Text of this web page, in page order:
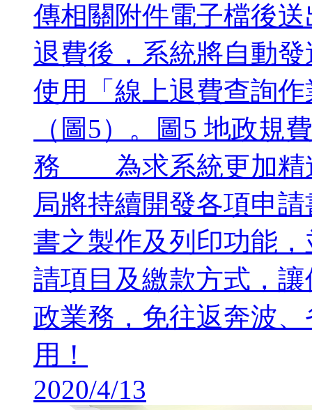
傳相關附件電子檔後
退費後，系統將自動
使用「線上退費查詢
（圖5）。圖5 地政規
務 為求系統更加精
局將持續開發各項申
書之製作及列印功能
請項目及繳款方式，
政業務，免往返奔波
用！
2020/4/13